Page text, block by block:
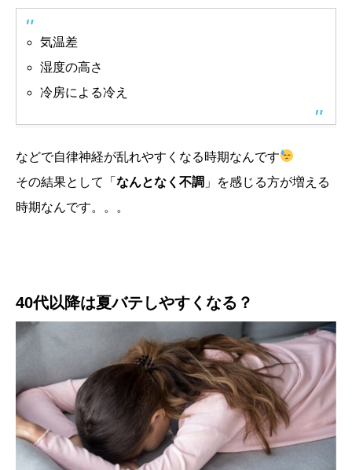
気温差
湿度の高さ
冷房による冷え
などで自律神経が乱れやすくなる時期なんです
その結果として「 なんとなく不調 」を感じる方が増える
時期なんです。。。
40代以降は夏バテしやすくなる？